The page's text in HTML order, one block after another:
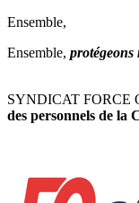
Ensemble,
Ensemble,
SYNDICAT FORCE
des personnels de la